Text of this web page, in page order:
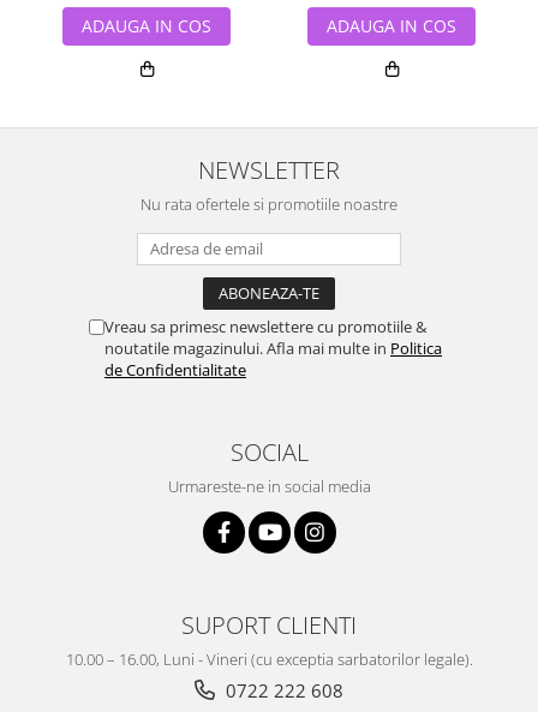
ADAUGA IN COS ADAUGA IN COS
NEWSLETTER
Nu rata ofertele si promotiile noastre
Vreau sa primesc newslettere cu promotiile &
noutatile magazinului. Afla mai multe in Politica
de Confidentialitate
SOCIAL
Urmareste-ne in social media
SUPORT CLIENTI
10.00 – 16.00, Luni - Vineri (cu exceptia sarbatorilor legale).
0722 222 608